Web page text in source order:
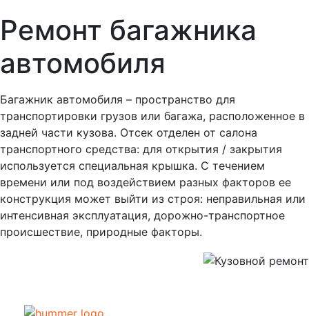
Ремонт багажника
автомобиля
Багажник автомобиля – пространство для
транспортировки грузов или багажа, расположенное в
задней части кузова. Отсек отделен от салона
транспортного средства: для открытия / закрытия
используется специальная крышка. С течением
времени или под воздействием разных факторов ее
конструкция может выйти из строя: неправильная или
интенсивная эксплуатация, дорожно-транспортное
происшествие, природные факторы.